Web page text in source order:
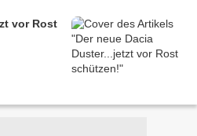
vor Rost